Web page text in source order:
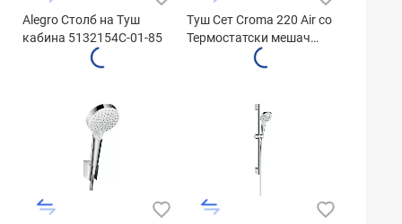
Alegro Столб на Туш
кабина 5132154C-01-85
Туш Сет Croma 220 Air со
Термостатски мешач